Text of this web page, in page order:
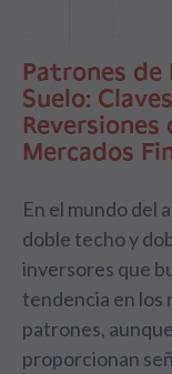
Patrones de
Suelo:
Reversiones
Mercados
En el mundo del
doble techo y
inversores que
tendencia en los
patrones,
proporcionan